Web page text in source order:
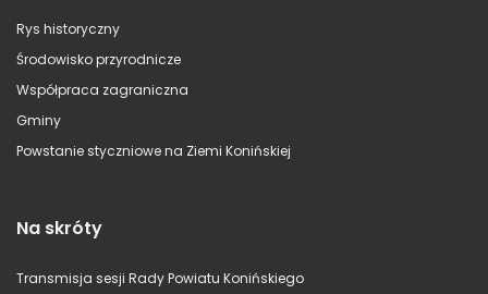
Rys historyczny
Środowisko przyrodnicze
Współpraca zagraniczna
Gminy
Powstanie styczniowe na Ziemi Konińskiej
Na skróty
Transmisja sesji Rady Powiatu Konińskiego